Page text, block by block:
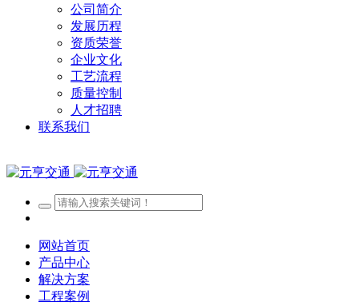
公司简介
发展历程
资质荣誉
企业文化
工艺流程
质量控制
人才招聘
联系我们
网站首页
产品中心
解决方案
工程案例